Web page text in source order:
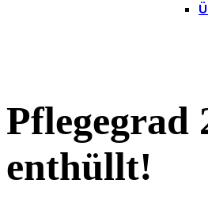
Pflegegrad
enthüllt!